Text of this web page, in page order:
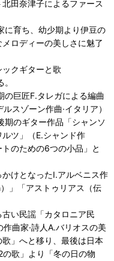
田奈津子によるファース
に育ち、幼少期より伊豆の
ロディーの美しさに魅了
クギターと歌
の巨匠F.タレガによる編曲
スゾーン作曲·イタリア）
期のギター作品「シャンソ
ツ」（E.シャンド作
のための6つの小品」と
けとなったI.アルベニス作
」「アストゥリアス（伝
い民謡「カタロニア民
曲家·詩人A.バリオスの美
」へと移り、最後は日本
歌」より「冬の日の物